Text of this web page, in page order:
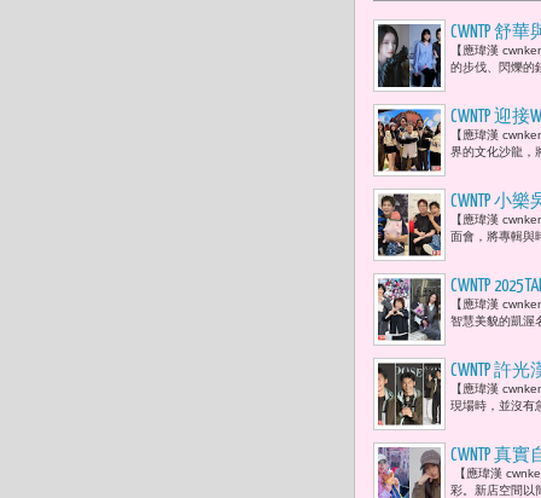
CWNTP 舒
【應瑋漢
的步伐、閃爍的
CWNTP 迎
YouTuber
【應瑋漢
界的文化沙龍，
CWNTP 小
【應瑋漢
面會，將專輯與
CWNTP
士王聖芬
【應瑋漢
智慧美貌的凱渥
CWNTP 許
【應瑋漢
現場時，並沒有
CWNTP 真
周子瑜及
【應瑋漢
彩。新店空間以